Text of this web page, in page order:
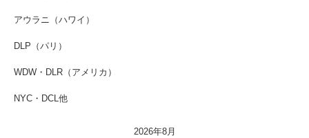
アウラニ（ハワイ）
DLP（パリ）
WDW・DLR（アメリカ）
NYC・DCL他
2026年8月